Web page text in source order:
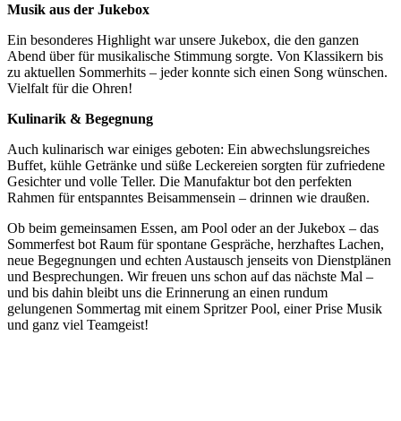
Musik aus der Jukebox
Ein besonderes Highlight war unsere Jukebox, die den ganzen
Abend über für musikalische Stimmung sorgte. Von Klassikern bis
zu aktuellen Sommerhits – jeder konnte sich einen Song wünschen.
Vielfalt für die Ohren!
Kulinarik & Begegnung
Auch kulinarisch war einiges geboten: Ein abwechslungsreiches
Buffet, kühle Getränke und süße Leckereien sorgten für zufriedene
Gesichter und volle Teller. Die Manufaktur bot den perfekten
Rahmen für entspanntes Beisammensein – drinnen wie draußen.
Ob beim gemeinsamen Essen, am Pool oder an der Jukebox – das
Sommerfest bot Raum für spontane Gespräche, herzhaftes Lachen,
neue Begegnungen und echten Austausch jenseits von Dienstplänen
und Besprechungen. Wir freuen uns schon auf das nächste Mal –
und bis dahin bleibt uns die Erinnerung an einen rundum
gelungenen Sommertag mit einem Spritzer Pool, einer Prise Musik
und ganz viel Teamgeist!